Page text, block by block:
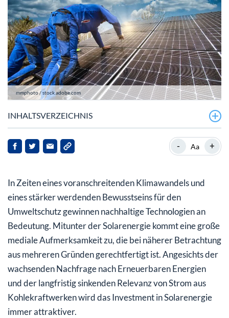
mmphoto / stock.adobe.com
INHALTSVERZEICHNIS
Welche Aspekte für einen weiteren Aufstieg der
Solarenergie sprechen
Auf welchem Wege in Solarenergie investiert werden
kann
Photovoltaik-Investments – die Vorteile für Eigentümer
von Solaranlagenflächen
Wie sich das Investment für Anleger darstellt
Diese Abschreibungsmethoden können genutzt werden
Mit dieser Rendite können Investoren rechnen
- Aa +
In Zeiten eines voranschreitenden Klimawandels und
eines stärker werdenden Bewusstseins für den
Umweltschutz gewinnen nachhaltige Technologien an
Bedeutung. Mitunter der Solarenergie kommt eine große
mediale Aufmerksamkeit zu, die bei näherer Betrachtung
aus mehreren Gründen gerechtfertigt ist. Angesichts der
wachsenden Nachfrage nach Erneuerbaren Energien
und der langfristig sinkenden Relevanz von Strom aus
Kohlekraftwerken wird das Investment in Solarenergie
immer attraktiver.